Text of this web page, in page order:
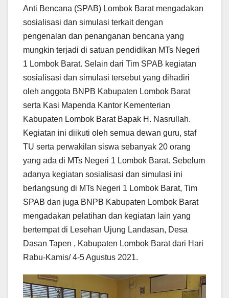
Anti Bencana (SPAB) Lombok Barat mengadakan
sosialisasi dan simulasi terkait dengan
pengenalan dan penanganan bencana yang
mungkin terjadi di satuan pendidikan MTs Negeri
1 Lombok Barat. Selain dari Tim SPAB kegiatan
sosialisasi dan simulasi tersebut yang dihadiri
oleh anggota BNPB Kabupaten Lombok Barat
serta Kasi Mapenda Kantor Kementerian
Kabupaten Lombok Barat Bapak H. Nasrullah.
Kegiatan ini diikuti oleh semua dewan guru, staf
TU serta perwakilan siswa sebanyak 20 orang
yang ada di MTs Negeri 1 Lombok Barat. Sebelum
adanya kegiatan sosialisasi dan simulasi ini
berlangsung di MTs Negeri 1 Lombok Barat, Tim
SPAB dan juga BNPB Kabupaten Lombok Barat
mengadakan pelatihan dan kegiatan lain yang
bertempat di Lesehan Ujung Landasan, Desa
Dasan Tapen , Kabupaten Lombok Barat dari Hari
Rabu-Kamis/ 4-5 Agustus 2021.